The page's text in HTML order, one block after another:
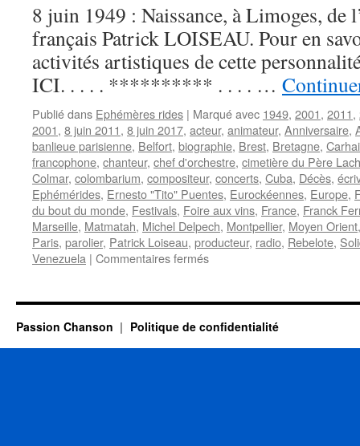
8 juin 1949 : Naissance, à Limoges, de
français Patrick LOISEAU. Pour en
activités artistiques de cette
ICI. . . . . ********** . . . . …
Publié dans Ephémères rides | Marqué avec 1949, 2001, 2011,
2001, 8 juin 2011, 8 juin 2017, acteur, animateur, Anniversaire,
banlieue parisienne, Belfort, biographie, Brest, Bretagne,
francophone, chanteur, chef d'orchestre, cimetière du Père
Colmar, colombarium, compositeur, concerts, Cuba, Décès,
Ephémérides, Ernesto "Tito" Puentes, Eurockéennes, Europe,
du bout du monde, Festivals, Foire aux vins, France, Franck
Marseille, Matmatah, Michel Delpech, Montpellier, Moyen Orient
Paris, parolier, Patrick Loiseau, producteur, radio, Rebelote,
Venezuela | Commentaires ferméssur
Passion Chanson Politique de confidentialité